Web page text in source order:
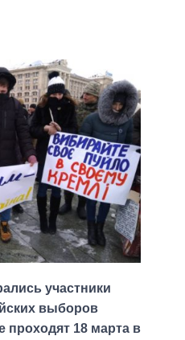
участники
выборов
проходят 18 марта в